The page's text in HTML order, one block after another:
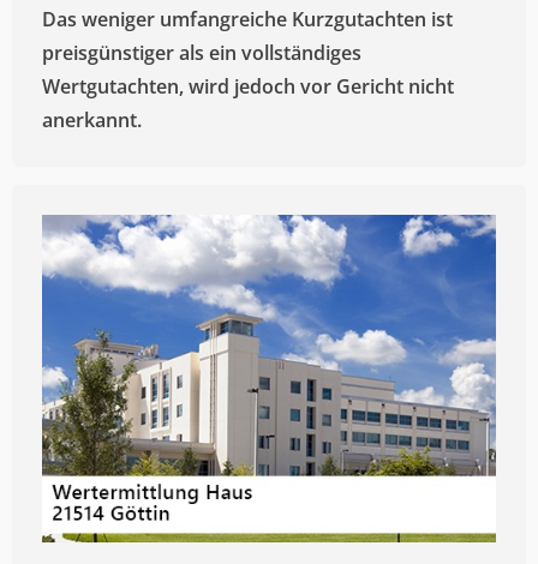
Das weniger umfangreiche Kurzgutachten ist
preisgünstiger als ein vollständiges
Wertgutachten, wird jedoch vor Gericht nicht
anerkannt.